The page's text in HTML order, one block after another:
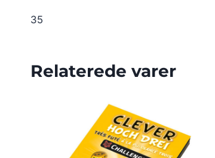
35
Relaterede varer